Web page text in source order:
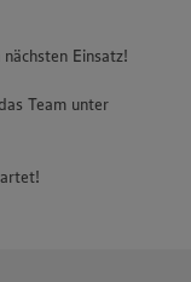
Einsatz!
Team unter